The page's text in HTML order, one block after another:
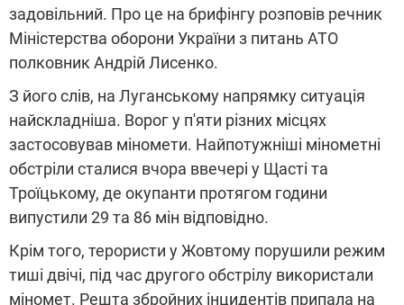
задовільний. Про це на брифінгу розповів речник
Міністерства оборони України з питань АТО
полковник Андрій Лисенко.
З його слів, на Луганському напрямку ситуація
найскладніша. Ворог у п'яти різних місцях
застосовував міномети. Найпотужніші мінометні
обстріли сталися вчора ввечері у Щасті та
Троїцькому, де окупанти протягом години
випустили 29 та 86 мін відповідно.
Крім того, терористи у Жовтому порушили режим
тиші двічі, під час другого обстрілу використали
міномет. Решта збройних інцидентів припала на